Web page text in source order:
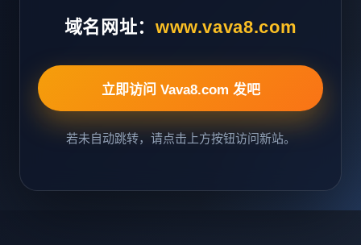
域名网址： www.vava8.com
立即访问 Vava8.com 发吧
若未自动跳转，请点击上方按钮访问新站。